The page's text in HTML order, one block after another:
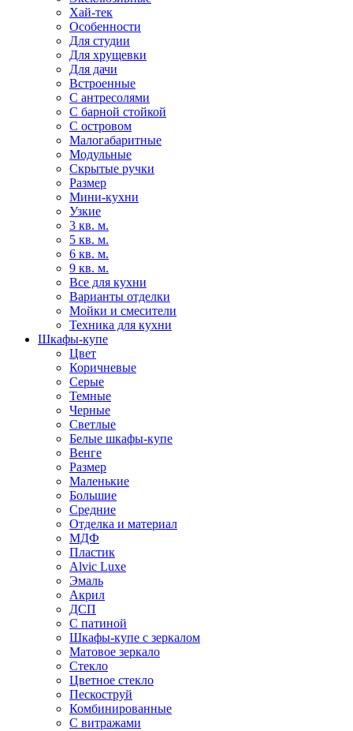
Хай-тек
Особенности
Для студии
Для хрущевки
Для дачи
Встроенные
С антресолями
С барной стойкой
С островом
Малогабаритные
Модульные
Скрытые ручки
Размер
Мини-кухни
Узкие
3 кв. м.
5 кв. м.
6 кв. м.
9 кв. м.
Все для кухни
Варианты отделки
Мойки и смесители
Техника для кухни
Шкафы-купе
Цвет
Коричневые
Серые
Темные
Черные
Светлые
Белые шкафы-купе
Венге
Размер
Маленькие
Большие
Средние
Отделка и материал
МДФ
Пластик
Alvic Luxe
Эмаль
Акрил
ДСП
С патиной
Шкафы-купе с зеркалом
Матовое зеркало
Стекло
Цветное стекло
Пескоструй
Комбинированные
С витражами